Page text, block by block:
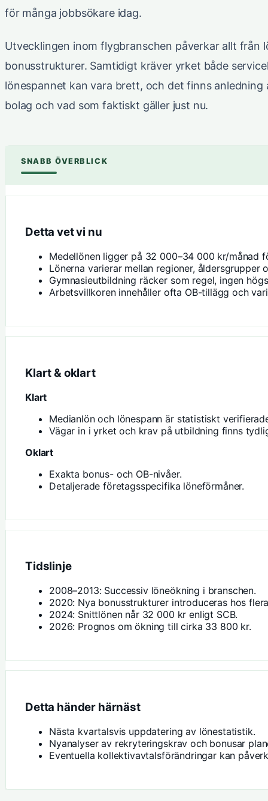
för många jobbsökare idag.
Utvecklingen inom flygbranschen påverkar allt från
bonusstrukturer. Samtidigt kräver yrket både
lönespannet kan vara brett, och det finns
bolag och vad som faktiskt gäller just nu.
SNABB ÖVERBLICK
Detta vet vi nu
Medellönen ligger på 32 000–34 000 kr/månad
Lönerna varierar mellan regioner, åldersgrupper
Gymnasieutbildning räcker som regel, ingen
Arbetsvillkoren innehåller ofta OB-tillägg och
Klart & oklart
Klart
Medianlön och lönespann är statistiskt
Vägar in i yrket och krav på utbildning finns
Oklart
Exakta bonus- och OB-nivåer.
Detaljerade företagsspecifika löneförmåner.
Tidslinje
2008–2013: Successiv löneökning i branschen.
2020: Nya bonusstrukturer introduceras hos
2024: Snittlönen når 32 000 kr enligt SCB.
2026: Prognos om ökning till cirka 33 800 kr.
Detta händer härnäst
Nästa kvartalsvis uppdatering av lönestatistik.
Nyanalyser av rekryteringskrav och bonusar
Eventuella kollektivavtalsförändringar kan